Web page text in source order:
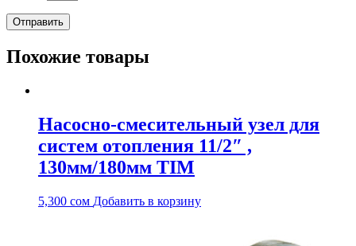
Похожие товары
Насосно-смесительный узел для
систем отопления 11/2″ ,
130мм/180мм TIM
5,300 сом Добавить в корзину